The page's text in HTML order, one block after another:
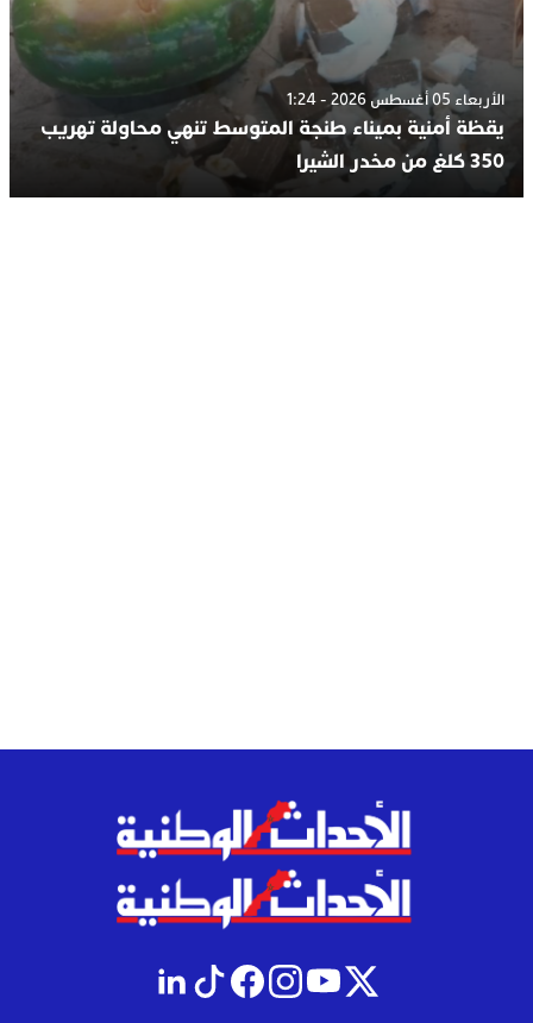
الأربعاء 05 أغسطس 2026 - 1:24
يقظة أمنية بميناء طنجة المتوسط تنهي محاولة تهريب
350 كلغ من مخدر الشيرا